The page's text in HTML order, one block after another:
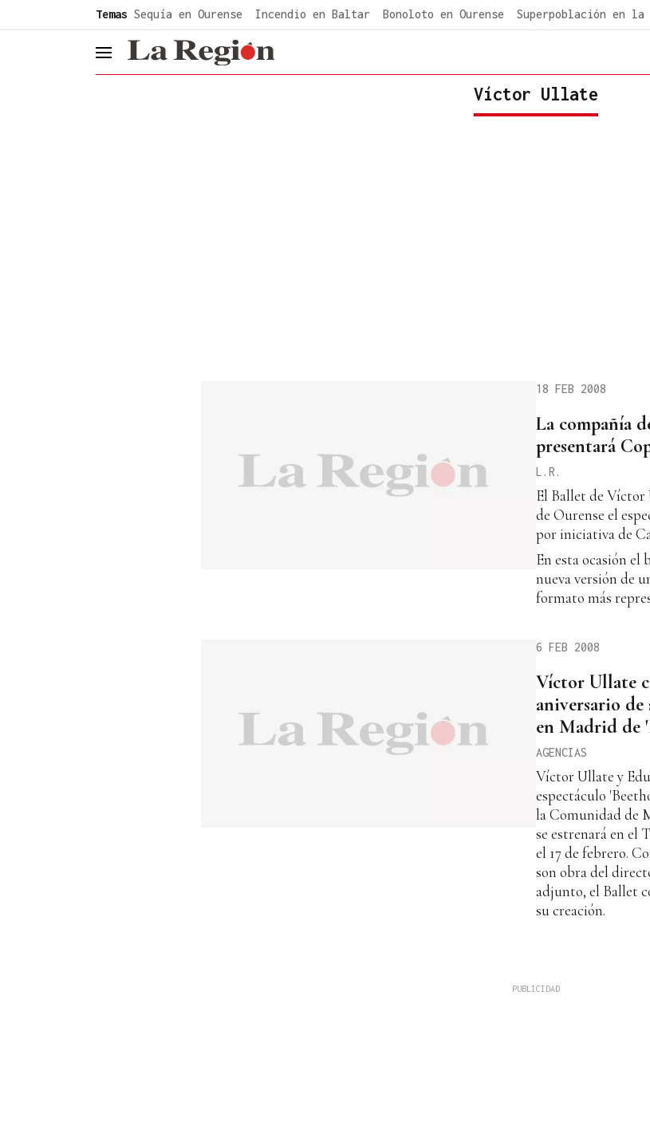
Temas Sequía en Ourense Incendio en Baltar Bonoloto en Ourense Superpoblación en
header.menu.open
Víctor Ullate
18 FEB 2008
La compañía
presentará
L.R.
El Ballet de
de Ourense el
por iniciativa de
En esta ocasión
nueva versión de
formato más
6 FEB 2008
Víctor Ullate
aniversario de
en Madrid de
AGENCIAS
Víctor Ullate y
espectáculo
la Comunidad de
se estrenará en el
el 17 de febrero.
son obra del
adjunto, el Ballet
su creación.